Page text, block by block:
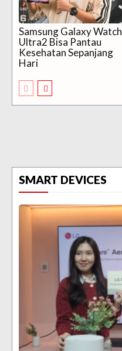
Samsung Galaxy Watch
Ultra2 Bisa Pantau
Kesehatan Sepanjang
Hari
SMART DEVICES